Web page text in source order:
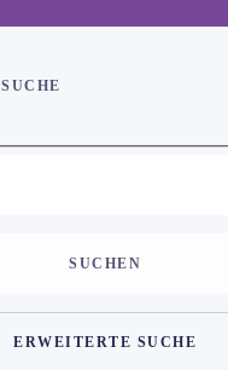
SUCHE
SUCHEN
ERWEITERTE SUCHE